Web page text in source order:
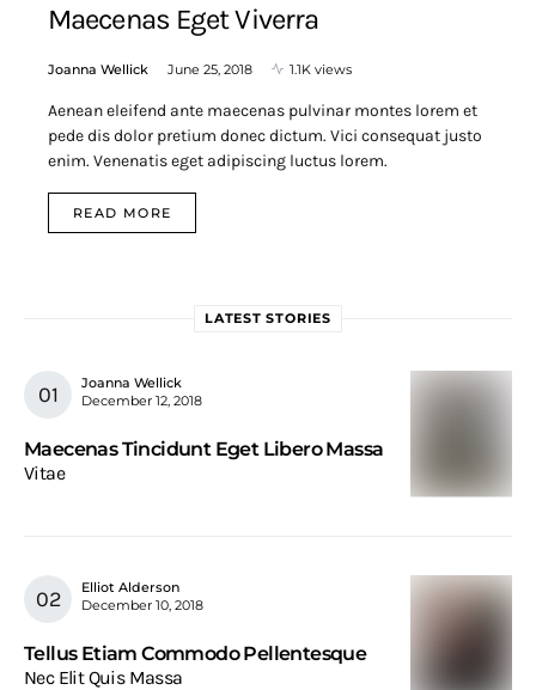
Maecenas Eget Viverra
Joanna Wellick June 25, 2018 1.1K views
Aenean eleifend ante maecenas pulvinar montes lorem et
pede dis dolor pretium donec dictum. Vici consequat justo
enim. Venenatis eget adipiscing luctus lorem.
READ MORE
LATEST STORIES
Joanna Wellick
December 12, 2018
Maecenas Tincidunt Eget Libero Massa
Vitae
Elliot Alderson
December 10, 2018
Tellus Etiam Commodo Pellentesque
Nec Elit Quis Massa